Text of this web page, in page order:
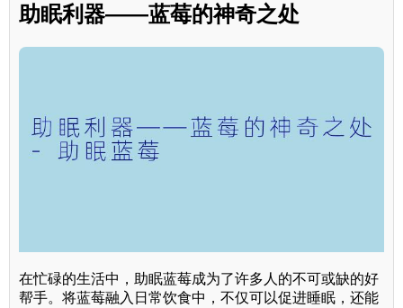
助眠利器——蓝莓的神奇之处
在忙碌的生活中，助眠蓝莓成为了许多人的不可或缺的好
帮手。将蓝莓融入日常饮食中，不仅可以促进睡眠，还能